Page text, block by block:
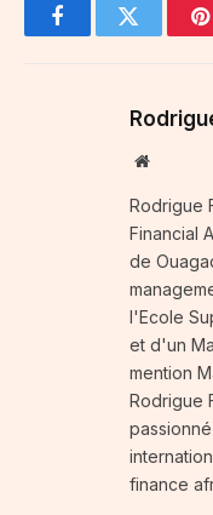
FacebookTwitter
Website
Rodrigue
Financial
de
l'Ecole
et d'un
mention
Rodrigue
finance